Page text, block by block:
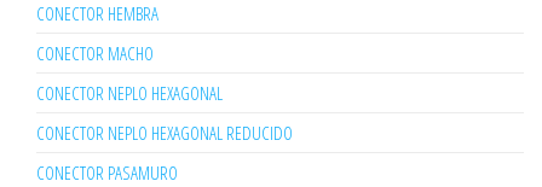
CONECTOR HEMBRA
CONECTOR MACHO
CONECTOR NEPLO HEXAGONAL
CONECTOR NEPLO HEXAGONAL REDUCIDO
CONECTOR PASAMURO